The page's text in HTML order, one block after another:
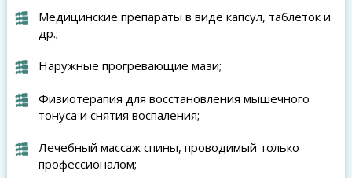
Медицинские препараты в виде капсул, таблеток и
др.;
Наружные прогревающие мази;
Физиотерапия для восстановления мышечного
тонуса и снятия воспаления;
Лечебный массаж спины, проводимый только
профессионалом;